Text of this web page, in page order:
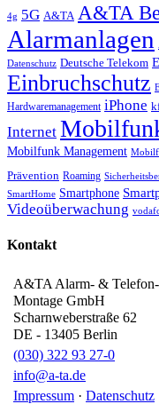
4g 5G A&TA A&TA
Alarmanlagen
Datenschutz Deutsche Telekom
Einbruchschutz
Hardwaremanagement iPhone
Internet
Mobilfunk Management
Prävention Roaming
SmartHome Smartphone
Videoüberwachung
Kontakt
A&TA Alarm- &
Montage GmbH
Scharnweberstraße 62
DE - 13405 Berlin
(030) 322 93 27-0
info@a-ta.de
Impressum · Datenschutz